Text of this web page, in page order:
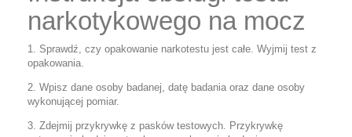
narkotykowego na mocz
1. Sprawdź, czy opakowanie narkotestu jest całe. Wyjmij test z
opakowania.
2. Wpisz dane osoby badanej, datę badania oraz dane osoby
wykonującej pomiar.
3. Zdejmij przykrywkę z pasków testowych. Przykrywkę